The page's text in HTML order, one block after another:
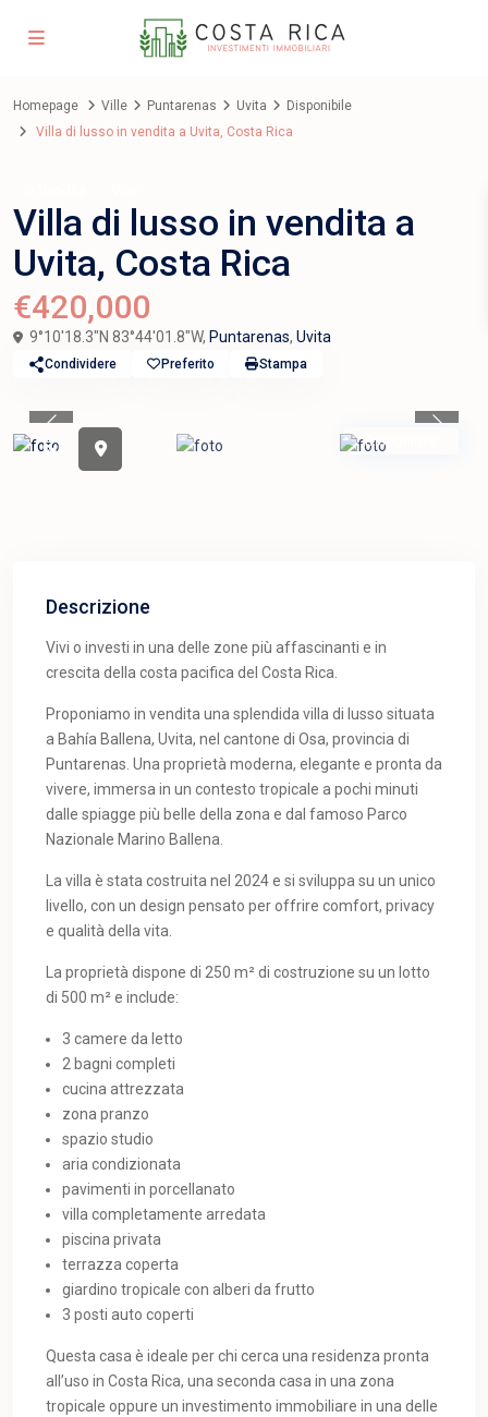
Homepage Ville Puntarenas Uvita
Disponibile
Villa di lusso in vendita a Uvita, Costa Rica
Villa di lusso in vendita a
Uvita, Costa Rica
€420,000
9°10'18.3"N 83°44'01.8"W, Puntarenas, Uvita
Condividere Preferito Stampa
Disponibile
Previous
Descrizione
Vivi o investi in una delle zone più affascinanti e in
crescita della costa pacifica del Costa Rica.
Proponiamo in vendita una splendida villa di lusso situata
a Bahía Ballena, Uvita, nel cantone di Osa, provincia di
Puntarenas. Una proprietà moderna, elegante e pronta da
vivere, immersa in un contesto tropicale a pochi minuti
dalle spiagge più belle della zona e dal famoso Parco
Nazionale Marino Ballena.
La villa è stata costruita nel 2024 e si sviluppa su un unico
livello, con un design pensato per offrire comfort, privacy
e qualità della vita.
La proprietà dispone di 250 m² di costruzione su un lotto
di 500 m² e include:
3 camere da letto
2 bagni completi
cucina attrezzata
zona pranzo
spazio studio
aria condizionata
pavimenti in porcellanato
villa completamente arredata
piscina privata
terrazza coperta
giardino tropicale con alberi da frutto
3 posti auto coperti
Questa casa è ideale per chi cerca una residenza pronta
all’uso in Costa Rica, una seconda casa in una zona
tropicale oppure un investimento immobiliare in una delle